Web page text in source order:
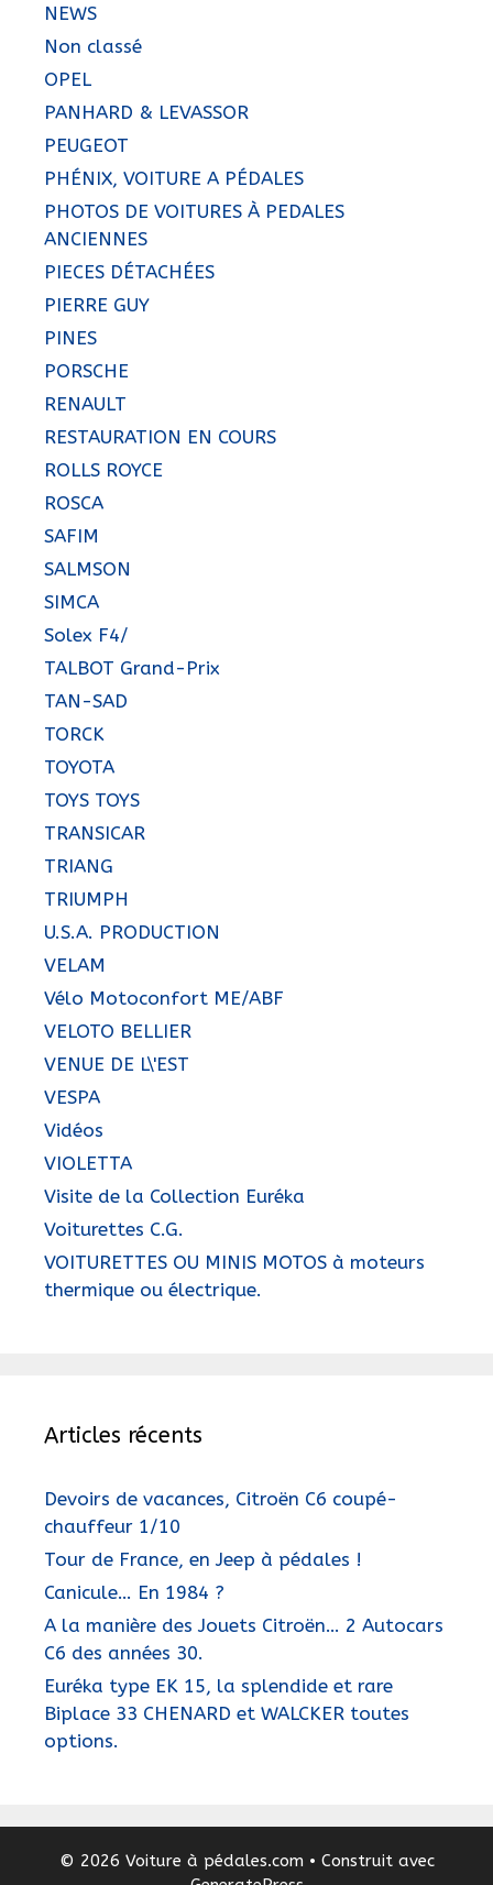
NEWS
Non classé
OPEL
PANHARD & LEVASSOR
PEUGEOT
PHÉNIX, VOITURE A PÉDALES
PHOTOS DE VOITURES À PEDALES
ANCIENNES
PIECES DÉTACHÉES
PIERRE GUY
PINES
PORSCHE
RENAULT
RESTAURATION EN COURS
ROLLS ROYCE
ROSCA
SAFIM
SALMSON
SIMCA
Solex F4/
TALBOT Grand-Prix
TAN-SAD
TORCK
TOYOTA
TOYS TOYS
TRANSICAR
TRIANG
TRIUMPH
U.S.A. PRODUCTION
VELAM
Vélo Motoconfort ME/ABF
VELOTO BELLIER
VENUE DE L\'EST
VESPA
Vidéos
VIOLETTA
Visite de la Collection Euréka
Voiturettes C.G.
VOITURETTES OU MINIS MOTOS à moteurs
thermique ou électrique.
Articles récents
Devoirs de vacances, Citroën C6 coupé-
chauffeur 1/10
Tour de France, en Jeep à pédales !
Canicule… En 1984 ?
A la manière des Jouets Citroën… 2 Autocars
C6 des années 30.
Euréka type EK 15, la splendide et rare
Biplace 33 CHENARD et WALCKER toutes
options.
© 2026 Voiture à pédales.com • Construit avec